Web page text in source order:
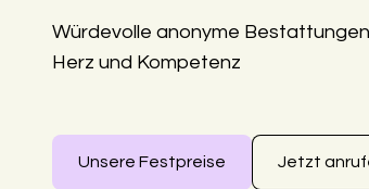
Würdevolle anonyme
Herz und Kompetenz
Unsere Festpreise Jetzt